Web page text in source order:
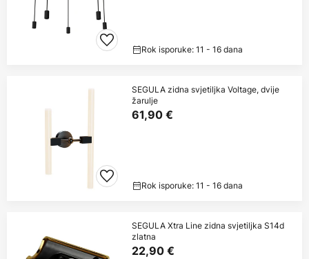
Rok isporuke: 11 - 16 dana
SEGULA zidna svjetiljka Voltage, dvije
žarulje
61,90 €
Rok isporuke: 11 - 16 dana
SEGULA Xtra Line zidna svjetiljka S14d
zlatna
22,90 €